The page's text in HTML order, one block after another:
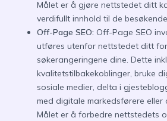
Målet er å gjøre nettstedet ditt
verdifullt innhold til de
Off-Page SEO: Off-Page SEO
utføres utenfor nettstedet ditt
søkerangeringene dine. Dette
kvalitetstilbakekoblinger, bruke
sosiale medier, delta i
med digitale markedsførere eller
Målet er å forbedre nettstedets